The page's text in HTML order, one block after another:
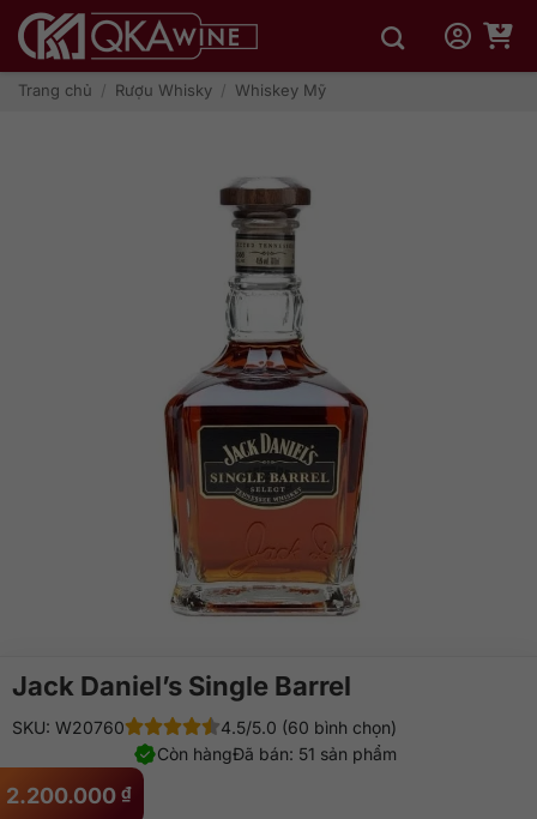
qua
dungTrang chủ / Rượu Whisky / Whiskey Mỹ
Jack Daniel’s Single Barrel
2.200.000 ₫
SKU: W20760
4.5/5.0 (60 bình chọn)
Đã bán: 51 sản phẩm
Còn hàng